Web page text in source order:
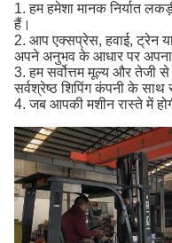
1. हम हमेशा मानक निर्यात
हैं।
2. आप एक्सप्रेस, हवाई, ट्रेन
अपने अनुभव के आधार पर अपना
3. हम सर्वोत्तम मूल्य और तेजी
सर्वश्रेष्ठ शिपिंग कंपनी के
4. जब आपकी मशीन रास्ते में